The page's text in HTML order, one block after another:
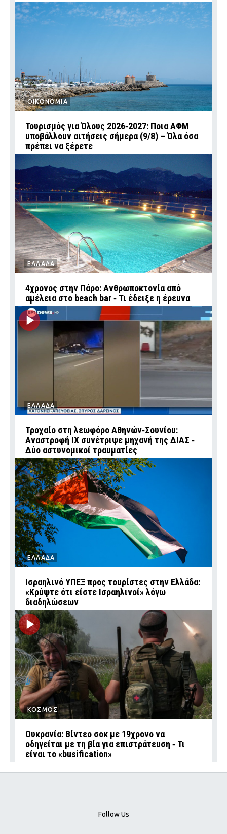
ΟΙΚΟΝΟΜΙΑ
Τουρισμός για Όλους 2026‑2027: Ποια ΑΦΜ
υποβάλλουν αιτήσεις σήμερα (9/8) – Όλα όσα
πρέπει να ξέρετε
ΕΛΛΑΔΑ
4χρονος στην Πάρο: Ανθρωποκτονία από
αμέλεια στο beach bar ‑ Τι έδειξε η έρευνα
ΕΛΛΑΔΑ
Τροχαίο στη λεωφόρο Αθηνών‑Σουνίου:
Αναστροφή ΙΧ συνέτριψε μηχανή της ΔΙΑΣ ‑
Δύο αστυνομικοί τραυματίες
ΕΛΛΑΔΑ
Ισραηλινό ΥΠΕΞ προς τουρίστες στην Ελλάδα:
«Κρύψτε ότι είστε Ισραηλινοί» λόγω
διαδηλώσεων
ΚΟΣΜΟΣ
Ουκρανία: Βίντεο σοκ με 19χρονο να
οδηγείται με τη βία για επιστράτευση ‑ Τι
είναι το «busification»
Follow Us